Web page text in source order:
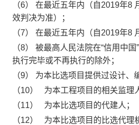
（6） 在最近五年内（自2019年8
效判决为准）；
（7） 在最近五年内（自2019年8
（8） 被最高人民法院在“信用中国”
执行完毕或不再执行的除外；
（9） 为本比选项目提供过设计、
（10）
为本工程项目的相关监理
（11）
为本比选项目的代建人；
（12）
为本比选项目的比选代理